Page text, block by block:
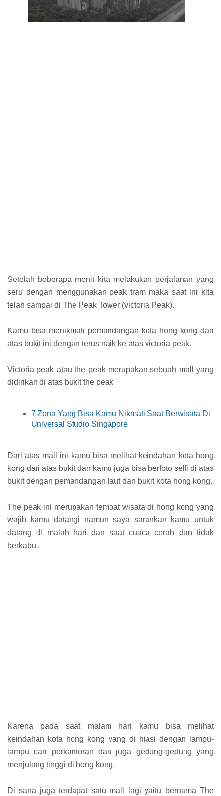
Setelah beberapa menit kita melakukan perjalanan yang
seru dengan menggunakan peak tram maka saat ini kita
telah sampai di The Peak Tower (victoria Peak).
Kamu bisa menikmati pemandangan kota hong kong dari
atas bukit ini dengan terus naik ke atas victoria peak.
Victoria peak atau the peak merupakan sebuah mall yang
didirikan di atas bukit the peak
7 Zona Yang Bisa Kamu Nikmati Saat Berwisata Di
Universal Studio Singapore
Dari atas mall ini kamu bisa melihat keindahan kota hong
kong dari atas bukit dan kamu juga bisa berfoto selfi di atas
bukit dengan pemandangan laut dan bukit kota hong kong.
The peak ini merupakan tempat wisata di hong kong yang
wajib kamu datangi namun saya sarankan kamu untuk
datang di malah hari dan saat cuaca cerah dan tidak
berkabut.
Karena pada saat malam hari kamu bisa melihat
keindahan kota hong kong yang di hiasi dengan lampu-
lampu dari perkantoran dan juga gedung-gedung yang
menjulang tinggi di hong kong.
Di sana juga terdapat satu mall lagi yaitu bernama The